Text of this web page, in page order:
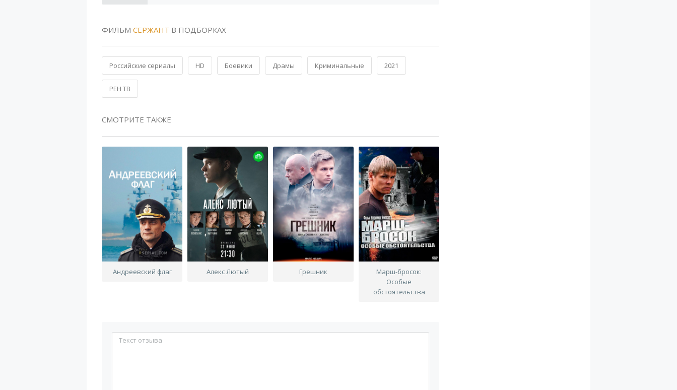
ФИЛЬМ СЕРЖАНТ В ПОДБОРКАХ
Российские сериалы HD Боевики Драмы Криминальные 2021
РЕН ТВ
СМОТРИТЕ ТАКЖЕ
Андреевский флаг Алекс Лютый Грешник
Марш-бросок:
Особые
обстоятельства